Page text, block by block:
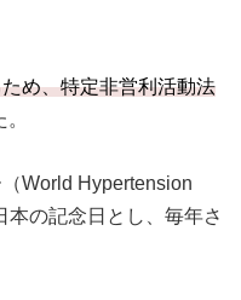
め、特定非営利活動法
World Hypertension
の記念日とし、毎年さ